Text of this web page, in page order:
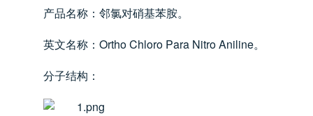
产品名称：邻氯对硝基苯胺。
英文名称： Ortho Chloro Para Nitro Aniline。
分子结构：